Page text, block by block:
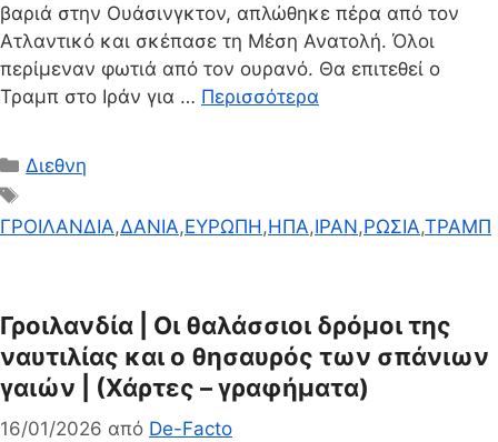
βαριά στην Ουάσινγκτον, απλώθηκε πέρα από τον
Ατλαντικό και σκέπασε τη Μέση Ανατολή. Όλοι
περίμεναν φωτιά από τον ουρανό. Θα επιτεθεί ο
Τραμπ στο Ιράν για … Περισσότερα
Κατηγορίες
Διεθνη
ΓΡΟΙΛΑΝΔΙΑ,ΔΑΝΙΑ,ΕΥΡΩΠΗ ,ΗΠΑ,ΙΡΑΝ,ΡΩΣΙΑ,ΤΡΑΜΠ
Γροιλανδία | Οι θαλάσσιοι δρόμοι της
ναυτιλίας και ο θησαυρός των σπάνιων
γαιών | (Χάρτες – γραφήματα)
16/01/2026 από De-Facto